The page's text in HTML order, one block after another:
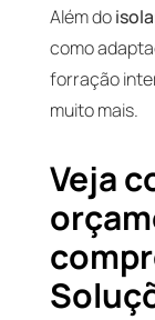
Além do
como
forração
muito mais.
Veja